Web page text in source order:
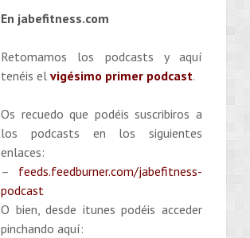
En jabefitness.com
Retomamos los podcasts y aquí
tenéis el vigésimo primer podcast.
Os recuedo que podéis suscribiros a
los podcasts en los siguientes
enlaces:
– feeds.feedburner.com/jabefitness-
podcast
O bien, desde itunes podéis acceder
pinchando aquí: